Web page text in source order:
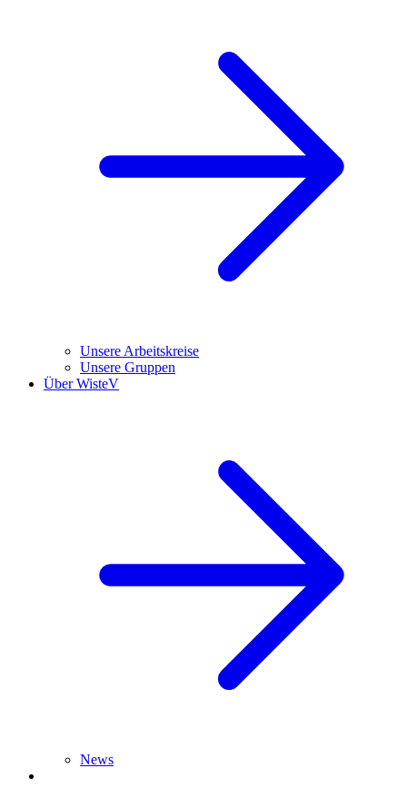
Unsere Arbeitskreise
Unsere Gruppen
Über WisteV
News